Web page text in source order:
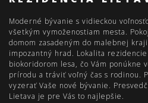
Moderné bývanie s vidieckou
všetkým vymoženostiam mesta.
domom zasadeným do malebnej
impozantný hrad. Lokalita
biokoridorom lesa, čo Vám ponúkne
prírodu a tráviť voľný čas s rodinou.
vyzerať Vaše nové bývanie.
Lietava je pre Vás to najlepšie.